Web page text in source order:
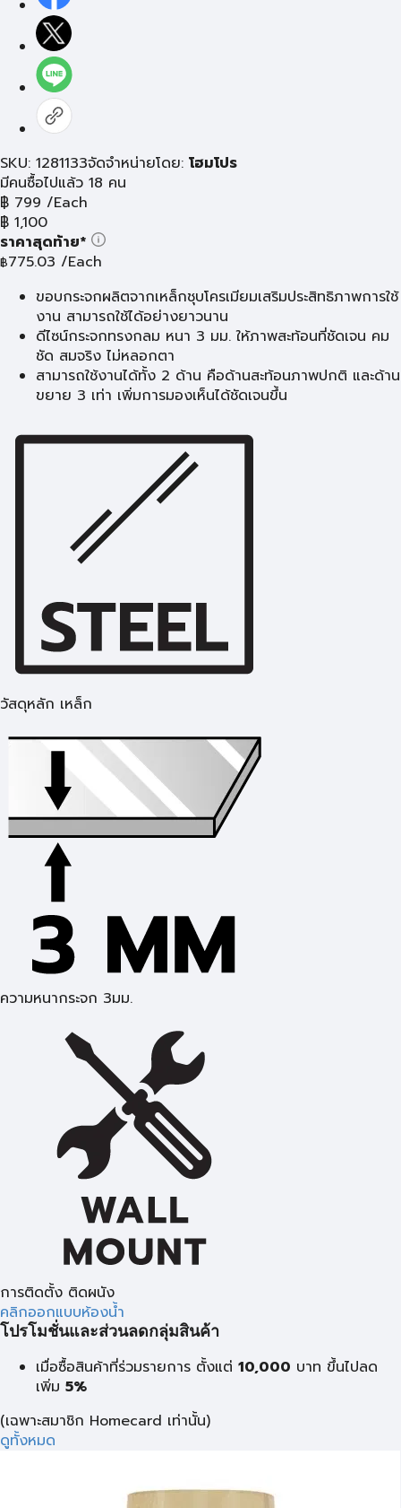
SKU: 1281133จัดจำหน่ายโดย: โฮมโปร
มีคนซื้อไปแล้ว 18 คน
฿ 799 /Each
฿ 1,100
ราคาสุดท้าย*
฿775.03 /Each
ขอบกระจกผลิตจากเหล็กชุบโครเมียมเสริมประสิทธิภาพการใช้
งาน สามารถใช้ได้อย่างยาวนาน
ดีไซน์กระจกทรงกลม หนา 3 มม. ให้ภาพสะท้อนที่ชัดเจน คม
ชัด สมจริง ไม่หลอกตา
สามารถใช้งานได้ทั้ง 2 ด้าน คือด้านสะท้อนภาพปกติ และด้าน
ขยาย 3 เท่า เพิ่มการมองเห็นได้ชัดเจนขึ้น
วัสดุหลัก เหล็ก
ความหนากระจก 3มม.
การติดตั้ง ติดผนัง
คลิกออกแบบห้องน้ำ
โปรโมชั่นและส่วนลดกลุ่มสินค้า
เมื่อซื้อสินค้าที่ร่วมรายการ ตั้งแต่ 10,000 บาท ขึ้นไปลด
เพิ่ม 5%
(เฉพาะสมาชิก Homecard เท่านั้น)
ดูทั้งหมด